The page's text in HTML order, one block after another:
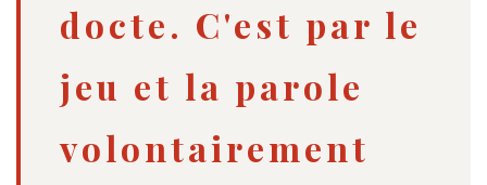
docte. C'est par le
jeu et la parole
volontairement